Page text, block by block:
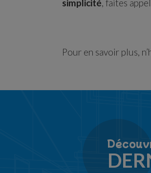
simplicité, faites
Pour en savoir plus,